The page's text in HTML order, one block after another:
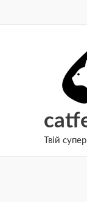
Твій